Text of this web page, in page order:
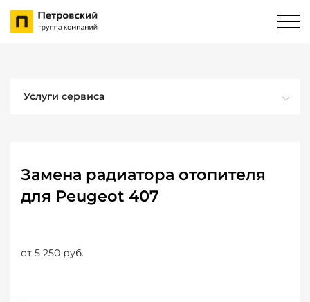
Услуги сервиса
Замена радиатора отопителя
для Peugeot 407
от 5 250 руб.